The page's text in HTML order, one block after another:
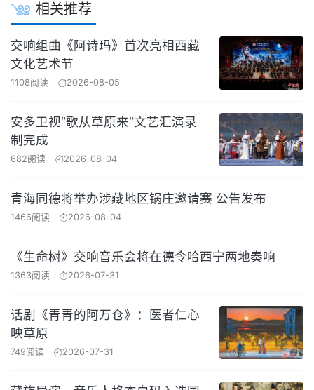
相关推荐
交响组曲《阿诗玛》首次亮相西藏
文化艺术节
1108阅读 2026-08-05
安多卫视“歌从草原来“文艺汇演录
制完成
682阅读 2026-08-04
青海同德将举办涉藏地区锅庄邀请赛 公告发布
1466阅读 2026-08-04
《生命树》交响音乐会将在德令哈西宁两地奏响
1363阅读 2026-07-31
话剧《青青的阿万仓》：医者仁心
映草原
749阅读 2026-07-31